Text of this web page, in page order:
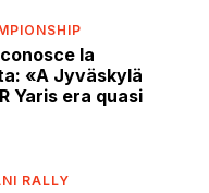
la
«A Jyväskylä
Yaris era quasi
RALLY